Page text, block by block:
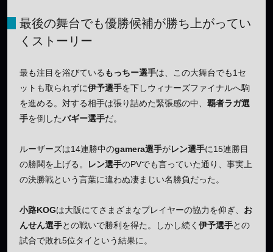
最後の舞台でも優勝候補が勝ち上がってい
くストーリー
最も注目を浴びている もっちー選手は、この大舞台でも1セ
ットも取られずに伊予選手を下しウィナーズファイナルへ駒
を進める。対する相手は張り詰めた緊張感の中、 覇者ラガ選
手を倒したバギー選手だ。
ルーザーズは14連勝中のgamera選手がレン選手に15連勝目
の勝鬨を上げる。
レン選手のPVでも言っていた通り、事実上
の決勝戦という言葉に違わぬ凄まじい名勝負だった。
小路KOGは大阪にてさまざまなプレイヤーの協力を仰ぎ、 お
んせん選手との戦いで勝利を得た。しかし続く 伊予選手との
試合で敗れ5位タイという結果に。